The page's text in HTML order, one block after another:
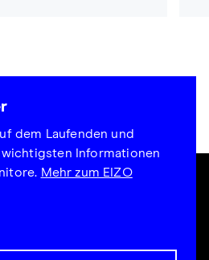
dem Laufenden und
Informationen
Mehr zum EIZO